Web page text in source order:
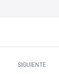
SIGUIENTE